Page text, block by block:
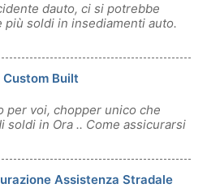
dauto, ci si potrebbe
soldi in insediamenti auto.
Built
per voi, chopper unico che
soldi in Ora .. Come assicurarsi
Assistenza Stradale